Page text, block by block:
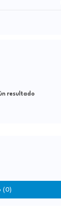
resultado
(0)